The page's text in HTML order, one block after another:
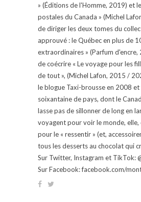
» (Éditions de l'Homme, 2019) et
postales du Canada » (Michel
de diriger les deux tomes du
approuvé : le Québec en plus de
extraordinaires » (Parfum
de coécrire « Le voyage pour les
de tout », (Michel Lafon, 2015 /
le blogue Taxi-brousse en 2008
soixantaine de pays, dont le
lasse pas de sillonner de long en
voyagent pour voir le monde, elle,
pour le « ressentir » (et,
tous les desserts au chocolat qui
Sur Twitter, Instagram et TikTok:
Sur Facebook: facebook.com/